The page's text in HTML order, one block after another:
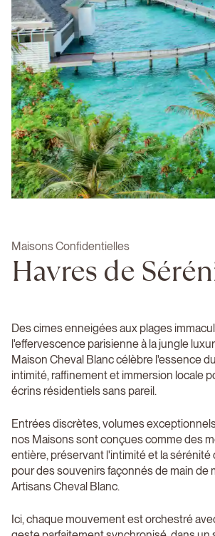
Maisons Confidentielles
Havres de
Des cimes enneigées aux plages
l'effervescence parisienne à la jungle
Maison Cheval Blanc célèbre l'essence
intimité, raffinement et immersion locale
écrins résidentiels sans pareil.
Entrées discrètes, volumes
nos Maisons sont conçues comme des
entière, préservant l'intimité et la
pour des souvenirs façonnés de main de
Artisans Cheval Blanc.
Ici, chaque mouvement est orchestré